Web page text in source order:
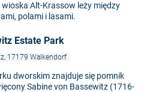
wioska Alt-Krassow leży między
polami i lasami.
Estate Park
17179 Walkendorf
dworskim znajduje się pomnik
Sabine von Bassewitz (1716-